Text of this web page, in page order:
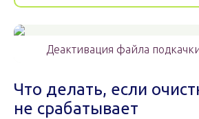
Деактивация файла
Что делать, если
не срабатывает